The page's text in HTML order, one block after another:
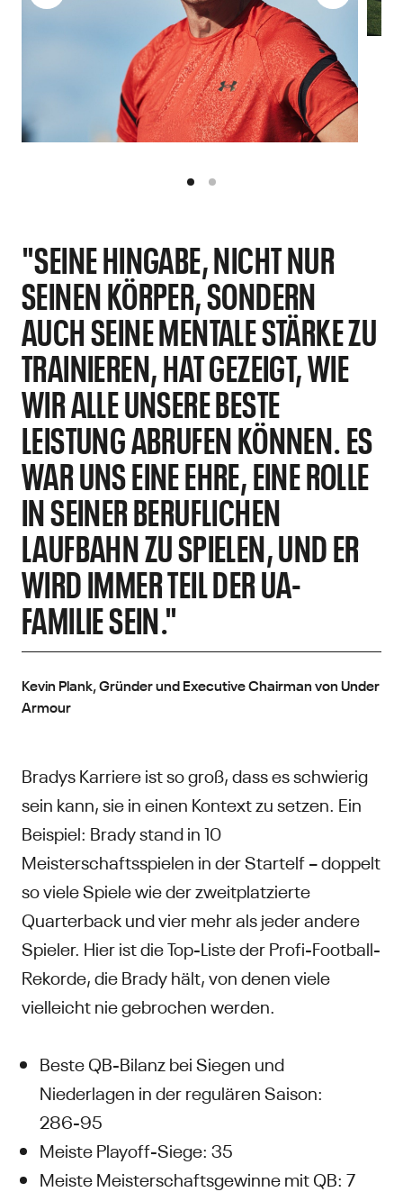
"SEINE HINGABE, NICHT NUR
SEINEN KÖRPER, SONDERN
AUCH SEINE MENTALE STÄRKE ZU
TRAINIEREN, HAT GEZEIGT, WIE
WIR ALLE UNSERE BESTE
LEISTUNG ABRUFEN KÖNNEN. ES
WAR UNS EINE EHRE, EINE ROLLE
IN SEINER BERUFLICHEN
LAUFBAHN ZU SPIELEN, UND ER
WIRD IMMER TEIL DER UA-
FAMILIE SEIN."
Kevin Plank, Gründer und Executive Chairman von Under
Armour
Bradys Karriere ist so groß, dass es schwierig
sein kann, sie in einen Kontext zu setzen. Ein
Beispiel: Brady stand in 10
Meisterschaftsspielen in der Startelf – doppelt
so viele Spiele wie der zweitplatzierte
Quarterback und vier mehr als jeder andere
Spieler. Hier ist die Top-Liste der Profi-Football-
Rekorde, die Brady hält, von denen viele
vielleicht nie gebrochen werden.
Beste QB-Bilanz bei Siegen und
Niederlagen in der regulären Saison:
286-95
Meiste Playoff-Siege: 35
Meiste Meisterschaftsgewinne mit QB: 7